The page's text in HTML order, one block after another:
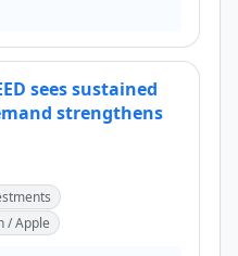
sees sustained
strengthens
/ Apple